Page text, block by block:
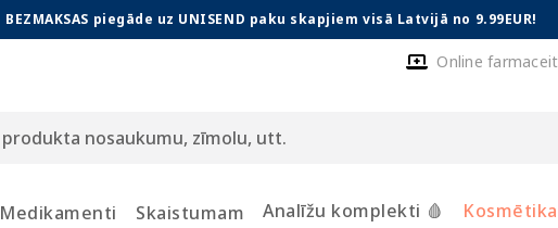
BEZMAKSAS piegāde uz UNISEND paku skapjiem visā Latvijā no 9.99EUR!
Online
Medikamenti Skaistumam Analīžu komplekti 🩸